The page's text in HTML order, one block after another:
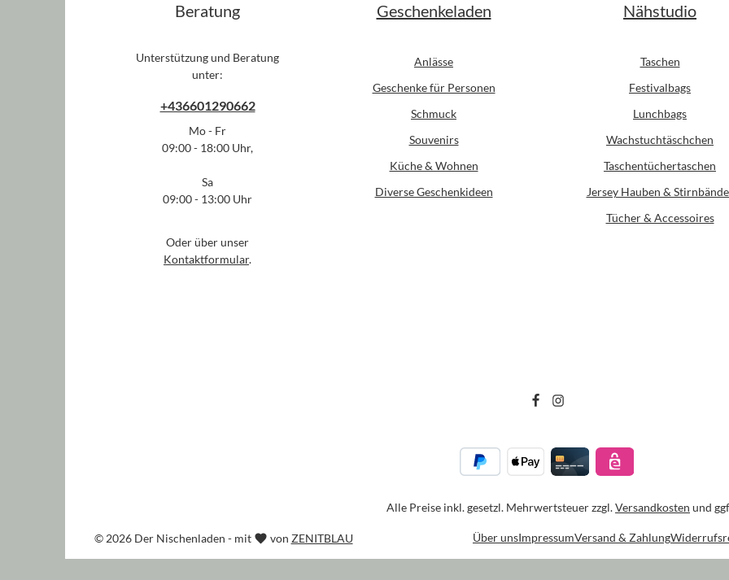
Beratung
Unterstützung und Beratung
unter:
+436601290662
Mo - Fr
09:00 - 18:00 Uhr,
Sa
09:00 - 13:00 Uhr
Oder über unser
Kontaktformular.
Geschenkeladen
Anlässe
Geschenke für Personen
Schmuck
Souvenirs
Küche & Wohnen
Diverse Geschenkideen
Nähstudio
Taschen
Festivalbags
Lunchbags
Wachstuchtäschchen
Taschentüchertaschen
Jersey Hauben &
Tücher & Accessoires
Alle Preise inkl. gesetzl. Mehrwertsteuer zzgl.Versandkosten und
© 2026 Der Nischenladen - mit von ZENITBLAU Über unsImpressumVersand & Zahlung